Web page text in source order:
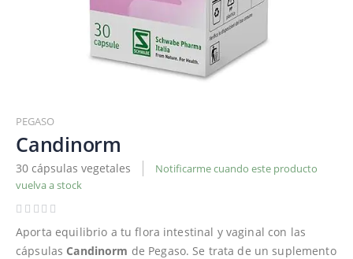
al
comienzo
de
la
galería
de
PEGASO
Candinorm
30 cápsulas vegetales
Notificarme cuando este producto
vuelva a stock
Aporta equilibrio a tu flora intestinal y vaginal con las
cápsulas Candinorm de Pegaso. Se trata de un suplemento